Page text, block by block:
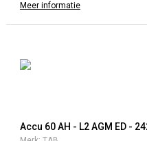
Meer informatie
Accu 60 AH - L2 AGM ED -